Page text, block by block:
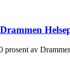
prosent av